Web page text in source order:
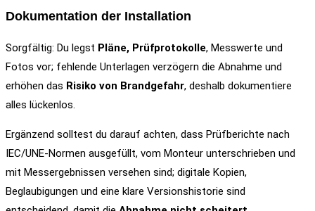
Dokumentation der Installation
Sorgfältig: Du legst Pläne, Prüfprotokolle, Messwerte und
Fotos vor; fehlende Unterlagen verzögern die Abnahme und
erhöhen das Risiko von Brandgefahr, deshalb dokumentiere
alles lückenlos.
Ergänzend solltest du darauf achten, dass Prüfberichte nach
IEC/UNE-Normen ausgefüllt, vom Monteur unterschrieben und
mit Messergebnissen versehen sind; digitale Kopien,
Beglaubigungen und eine klare Versionshistorie sind